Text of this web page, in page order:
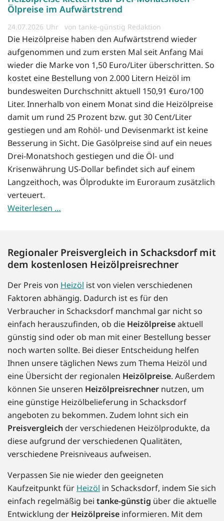
Ölpreise im Aufwärtstrend
24.07.2026 von tanke-günstig Redaktion
Die Heizölpreise haben den Aufwärtstrend wieder
aufgenommen und zum ersten Mal seit Anfang Mai
wieder die Marke von 1,50 Euro/Liter überschritten. So
kostet eine Bestellung von 2.000 Litern Heizöl im
bundesweiten Durchschnitt aktuell 150,91 €uro/100
Liter. Innerhalb von einem Monat sind die Heizölpreise
damit um rund 25 Prozent bzw. gut 30 Cent/Liter
gestiegen und am Rohöl- und Devisenmarkt ist keine
Besserung in Sicht. Die Gasölpreise sind auf ein neues
Drei-Monatshoch gestiegen und die Öl- und
Krisenwährung US-Dollar befindet sich auf einem
Langzeithoch, was Ölprodukte im Euroraum zusätzlich
verteuert.
Weiterlesen …
Regionaler Preisvergleich in Schacksdorf mit
dem kostenlosen Heizölpreisrechner
Der Preis von Heizöl ist von vielen verschiedenen
Faktoren abhängig. Dadurch ist es für den
Verbraucher in Schacksdorf manchmal gar nicht so
einfach herauszufinden, ob die Heizölpreiseaktuell
günstig sind oder ob man mit einer Bestellung besser
noch warten sollte. Bei dieser Entscheidung helfen
Ihnen unsere täglichen News zum Thema Heizöl und
eine Übersicht der regionalen Heizölpreise. Außerdem
können Sie unseren Heizölpreisrechner nutzen, um
eine günstige Heizölbelieferung in Schacksdorf
angeboten zu bekommen. Zudem lohnt sich ein
Preisvergleich der verschiedenen Heizölprodukte, da
diese aufgrund der verschiedenen Qualitäten,
verschiedene Preisniveaus aufweisen.
Verpassen Sie nie wieder den geeigneten
Kaufzeitpunkt für Heizöl in Schacksdorf, indem Sie sich
einfach regelmäßig bei tanke-günstig über die aktuelle
Entwicklung der Heizölpreise informieren. Mit dem